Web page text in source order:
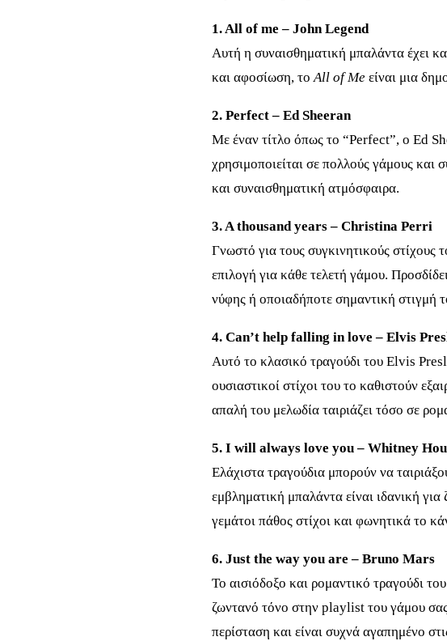
1. All of me – John Legend
Αυτή η συναισθηματική μπαλάντα έχει
και αφοσίωση, τοAll of Me είναι μια
2. Perfect – Ed Sheeran
Με έναν τίτλο όπως το “Perfect”, ο Ed
χρησιμοποιείται σε πολλούς γάμους και
και συναισθηματική ατμόσφαιρα.
3. A thousand years – Christina Perri
Γνωστό για τους συγκινητικούς στίχους
επιλογή για κάθε τελετή γάμου.
νύφης ή οποιαδήποτε σημαντική στιγμή
4. Can’t help falling in love – Elvis
Αυτό το κλασικό τραγούδι του Elvis
ουσιαστικοί στίχοι του το καθιστούν
απαλή του μελωδία ταιριάζει τόσο σε
5. I will always love you – Whitney
Ελάχιστα τραγούδια μπορούν να
εμβληματική μπαλάντα είναι ιδανική
γεμάτοι πάθος στίχοι και φωνητικά το
6. Just the way you are – Bruno Mars
Το αισιόδοξο και ρομαντικό τραγούδι
ζωντανό τόνο στην playlist του γάμου
περίσταση και είναι συχνά αγαπημένο